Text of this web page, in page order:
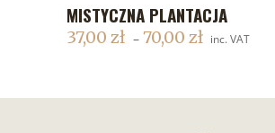
DODAJ DO KOSZYKA
MISTYCZNA PLANTACJA
37,00 zł – 70,00 zł inc. VAT